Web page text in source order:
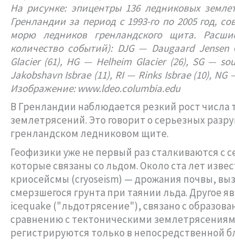
На рисунке: эпицентры 136 ледниковых
Гренландии за период с 1993-го по 2005 год,
морю ледников гренландского щита.
количество событий): DJG — Daugaard
Glacier (61), HG — Helheim Glacier (26), SG —
Jakobshavn Isbrae (11), RI — Rinks Isbrae (10),
Изображение: www.ldeo.columbia.edu
В Гренландии наблюдается резкий рост
землетрясений. Это говорит о серьезных
гренландском ледниковом щите.
Геофизики уже не первый раз сталкиваются с
которые связаны со льдом. Около ста лет
криосейсмы (cryoseism) — дрожания почвы,
смерзшегося грунта при таянии льда. Другое
icequake ("льдотрясение"), связано с
сравнению с тектоническими
регистрируются только в непосредственной